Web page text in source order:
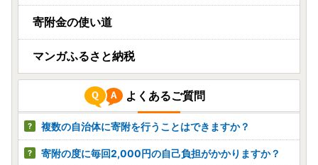
寄附金の使い道
マンガふるさと納税
よくあるご質問
複数の自治体に寄附を行うことはできますか？
寄附の度に毎回2,000円の自己負担がかかりますか？